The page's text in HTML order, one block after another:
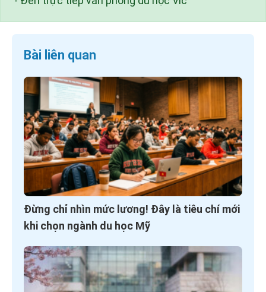
Bài liên quan
Đừng chỉ nhìn mức lương! Đây là tiêu chí mới
khi chọn ngành du học Mỹ